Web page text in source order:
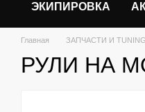
ЭКИПИРОВКА
Главная ЗАПЧАСТИ И ТUNING
РУЛИ НА